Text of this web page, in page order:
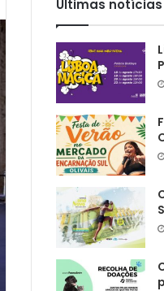
Últimas notícias